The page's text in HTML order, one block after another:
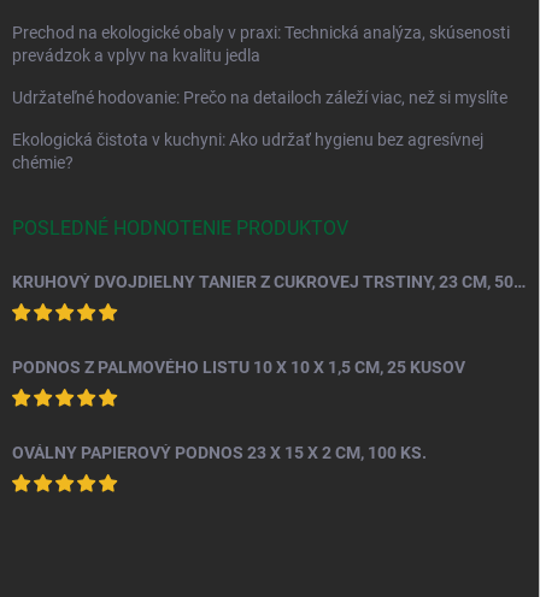
Prechod na ekologické obaly v praxi: Technická analýza, skúsenosti
prevádzok a vplyv na kvalitu jedla
Udržateľné hodovanie: Prečo na detailoch záleží viac, než si myslíte
Ekologická čistota v kuchyni: Ako udržať hygienu bez agresívnej
chémie?
POSLEDNÉ HODNOTENIE PRODUKTOV
KRUHOVÝ DVOJDIELNY TANIER Z CUKROVEJ TRSTINY, 23 CM, 50 KS.
PODNOS Z PALMOVÉHO LISTU 10 X 10 X 1,5 CM, 25 KUSOV
OVÁLNY PAPIEROVÝ PODNOS 23 X 15 X 2 CM, 100 KS.